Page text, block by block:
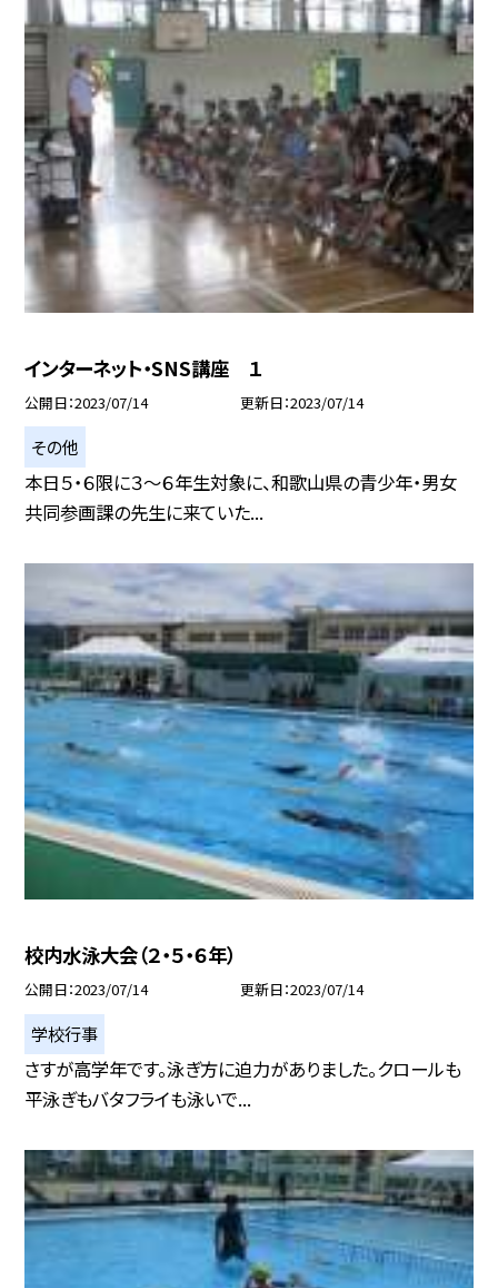
インターネット・SNS講座 １
公開日 2023/07/14 更新日 2023/07/14
その他
本日５・６限に３〜６年生対象に、和歌山県の青少年・男女
共同参画課の先生に来ていた...
校内水泳大会（２・５・６年）
公開日 2023/07/14 更新日 2023/07/14
学校行事
さすが高学年です。泳ぎ方に迫力がありました。クロールも
平泳ぎもバタフライも泳いで...